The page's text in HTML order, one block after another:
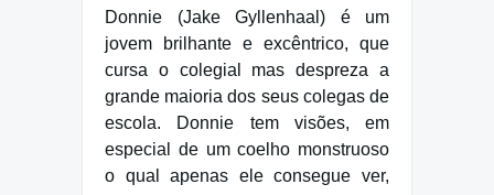
Donnie (Jake Gyllenhaal) é um
jovem brilhante e excêntrico, que
cursa o colegial mas despreza a
grande maioria dos seus colegas de
escola. Donnie tem visões, em
especial de um coelho monstruoso
o qual apenas ele consegue ver,